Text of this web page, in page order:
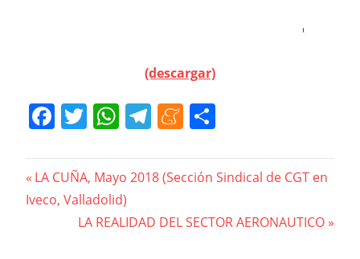
(descargar)
Facebook
Twitter
WhatsApp
Telegram
Meneame
Navegación
de
Previous
Post:
LA CUÑA, Mayo 2018 (Sección Sindical de CGT en
Iveco, Valladolid)
Next
LA REALIDAD DEL SECTOR AERONAUTICO